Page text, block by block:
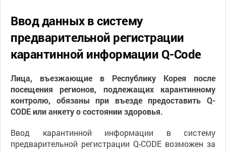
Ввод данных в систему
предварительной регистрации
карантинной информации Q-Code
Лица, въезжающие в Республику Корея после
посещения регионов, подлежащих карантинному
контролю, обязаны при въезде предоставить Q-
CODE или анкету о состоянии здоровья.
Ввод карантинной информации в систему
предварительной регистрации Q-CODE возможен за